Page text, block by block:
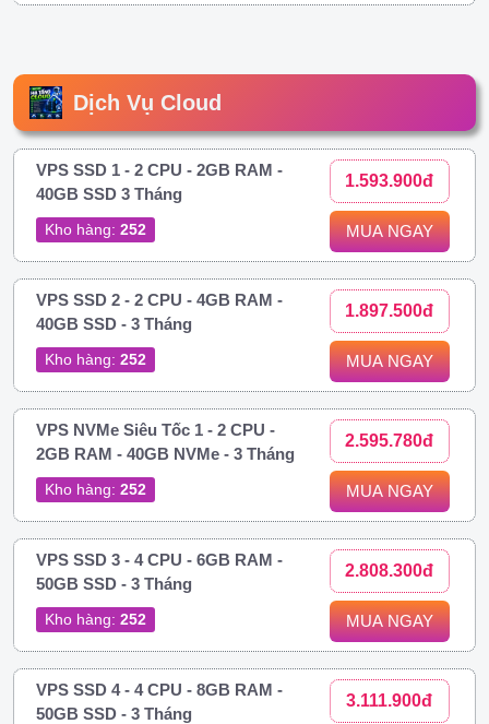
Dịch Vụ Cloud
VPS SSD 1 - 2 CPU - 2GB RAM -
40GB SSD 3 Tháng
Kho hàng: 252
1.593.900đ
MUA NGAY
VPS SSD 2 - 2 CPU - 4GB RAM -
40GB SSD - 3 Tháng
Kho hàng: 252
1.897.500đ
MUA NGAY
VPS NVMe Siêu Tốc 1 - 2 CPU -
2GB RAM - 40GB NVMe - 3 Tháng
Kho hàng: 252
2.595.780đ
MUA NGAY
VPS SSD 3 - 4 CPU - 6GB RAM -
50GB SSD - 3 Tháng
Kho hàng: 252
2.808.300đ
MUA NGAY
VPS SSD 4 - 4 CPU - 8GB RAM -
50GB SSD - 3 Tháng
3.111.900đ